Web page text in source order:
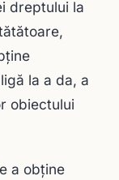
dreptului la
la a da, a
obiectului
a obţine